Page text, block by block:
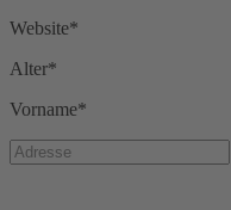
Website*
Alter*
Vorname*